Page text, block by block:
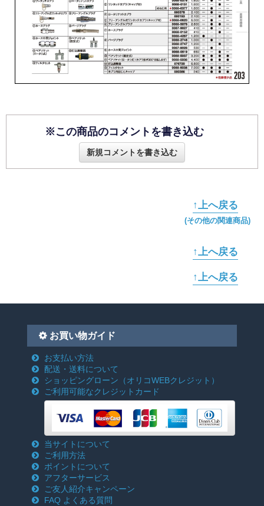
※この商品のコメントを書き込む
新規コメントを書き込む
↑上へ戻る
(その他の関連商品)
↑上へ戻る
↑上へ戻る
お買い物ガイド
お支払い方法
配送・送料について
ショッピングローン （オリコWEBクレジット）
ご利用可能なクレジットカード
当サイトについて
ご利用方法
ポイントについて
アフターサービス
ご友人紹介キャンペーン
FAQ よくある質問